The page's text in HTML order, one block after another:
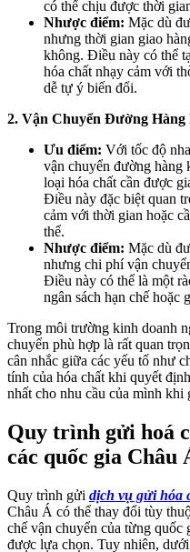
có thể chịu được thời
Nhược điểm: Mặc dù
nhưng thời gian giao
không. Điều này có thể
hóa chất nhạy cảm với
dễ tự ý biến đổi.
2. Vận Chuyển Đường Hàng
Ưu điểm: Với tốc độ
vận chuyển đường hàng
loại hóa chất cần được
Điều này đặc biệt quan
cảm với thời gian hoặc
thể.
Nhược điểm: Mặc dù
nhưng chi phí vận
Điều này có thể là một
ngân sách hạn chế hoặc
Trong môi trường kinh doanh
chuyển phù hợp là rất quan
cân nhắc giữa các yếu tố như
tính của hóa chất khi quyết
nhất cho nhu cầu của mình
Quy trình gửi hoá
các quốc gia Châu
Quy trình gửi dịch vụ gửi hóa
Châu Á có thể thay đổi tùy
chế vận chuyển của từng
được lựa chọn. Tuy nhiên,